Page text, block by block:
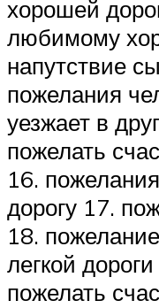
хорошей
любимому
напутствие
пожелания
уезжает в
пожелать
16.
дорогу 17.
18.
легкой
пожелать